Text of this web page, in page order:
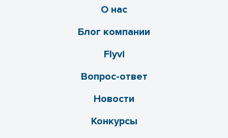
О нас
Блог компании
Flyvi
Вопрос-ответ
Новости
Конкурсы